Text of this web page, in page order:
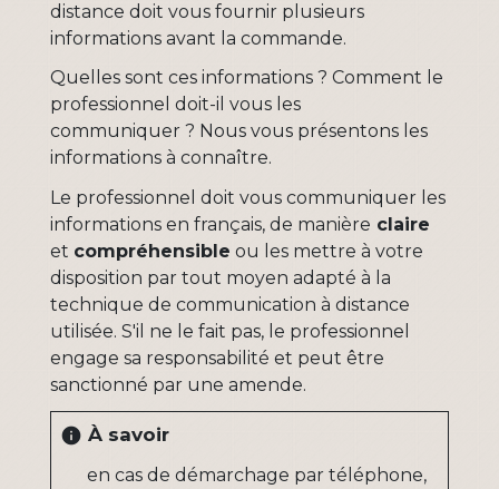
distance doit vous fournir plusieurs
informations avant la commande.
Quelles sont ces informations ? Comment le
professionnel doit-il vous les
communiquer ? Nous vous présentons les
informations à connaître.
Le professionnel doit vous communiquer les
informations en français, de manière claire
et compréhensible ou les mettre à votre
disposition par tout moyen adapté à la
technique de communication à distance
utilisée. S'il ne le fait pas, le professionnel
engage sa responsabilité et peut être
sanctionné par une amende.
info À savoir
en cas de démarchage par téléphone,